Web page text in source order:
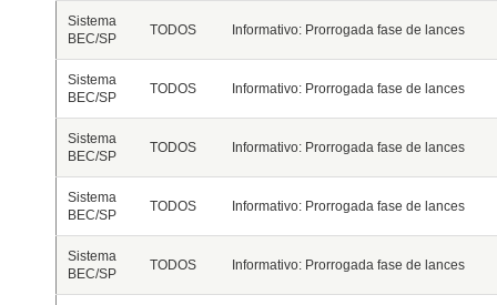
Sistema
BEC/SP
TODOS Informativo: Prorrogada fase de lances
Sistema
BEC/SP
TODOS Informativo: Prorrogada fase de lances
Sistema
BEC/SP
TODOS Informativo: Prorrogada fase de lances
Sistema
BEC/SP
TODOS Informativo: Prorrogada fase de lances
Sistema
BEC/SP
TODOS Informativo: Prorrogada fase de lances